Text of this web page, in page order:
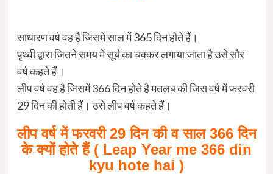
साधारण वर्ष वह है जिसमे साल में 365 दिन होते हैं।
पृथ्वी द्वारा जितने समय में सूर्य का चक्कर लगाया जाता है उसे सौर
वर्ष कहते हैं ।
लीप वर्ष वह है जिसमें 366 दिन होते है मतलब की जिस वर्ष में फरवरी
29 दिन की होती हैं। उसे लीप वर्ष कहते हैं।
लीप वर्ष में फरवरी 29 दिन की व साल 366 दिन
के क्यों होते हैं ( Leap Year me 366 din
kyu hote hai )